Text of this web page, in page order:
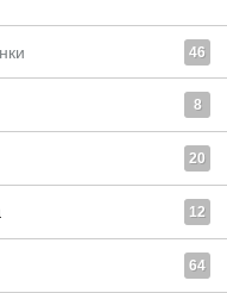
46
8
20
12
64